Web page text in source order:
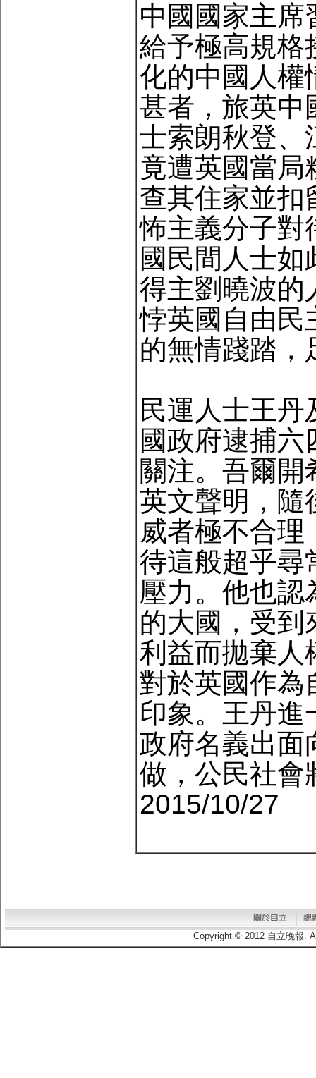
中國國家主席
給予極高規格
化的中國人權
甚者，旅英中
士索朗秋登、
竟遭英國當局
查其住家並扣
怖主義分子對
國民間人士
得主劉曉波的
悖英國自由民
的無情踐踏，
民運人士王
國政府逮捕
關注。吾爾
英文聲明，隨
威者極不合
待這般超乎尋
壓力。他也認
的大國，受到
利益而拋棄人
對於英國作為
印象。王丹進
政府名義出面
做，公民社會
2015/10/27
Copyright © 2012 自立晚報.